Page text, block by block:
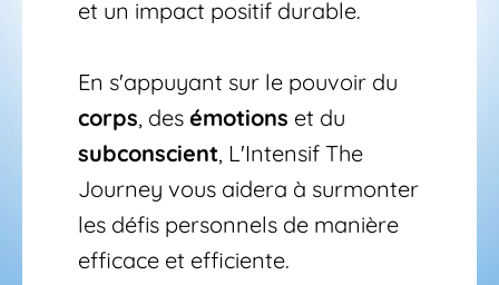
et un impact positif durable.
corps, des émotions
subconscient, L'Intensif The
Journey vous aidera à surmonter
les défis personnels de manière
efficace et efficiente.